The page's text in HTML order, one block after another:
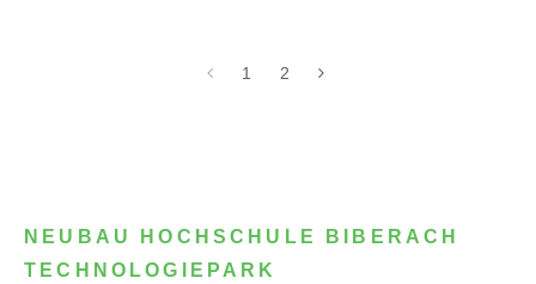
1 2
NEUBAU HOCHSCHULE BIBERACH
TECHNOLOGIEPARK